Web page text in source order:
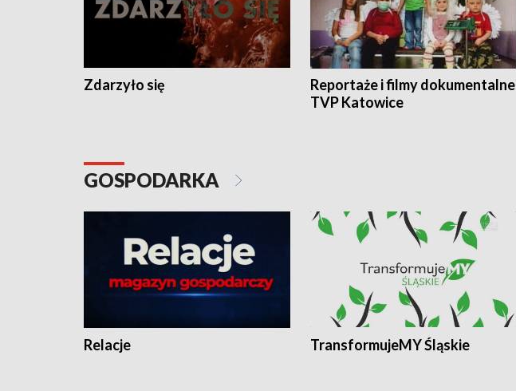
Zdarzyło się
Reportaże i filmy dokumentalne
TVP Katowice
GOSPODARKA
Relacje TransformujeMY Śląskie